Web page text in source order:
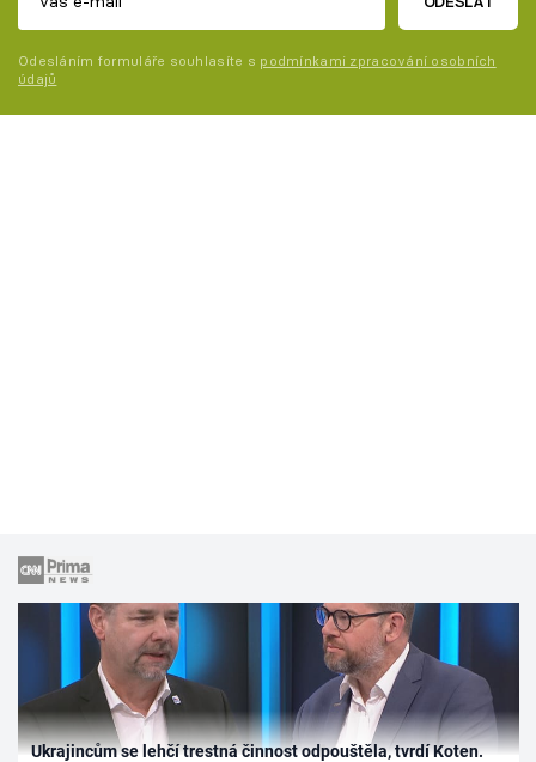
Odesláním formuláře souhlasíte s podmínkami zpracování osobních
údajů
Ukrajincům se lehčí trestná činnost odpouštěla, tvrdí Koten.